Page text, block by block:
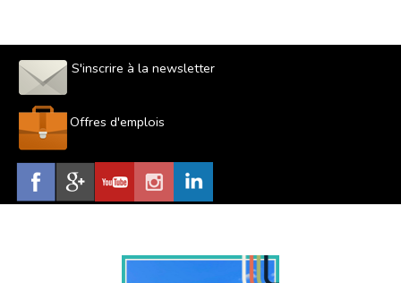
équipes diplômées et bienveillantes.
Des vacances d’hiver inoubliables en
colonie
Votre enfant aime les activités de plein air
les jeux d’hiver ? Les colonies de vacances d’hiver sont
idéales pour lui. Ski alpin, snowboard, raquettes, grands
Encadrés par des moniteurs expérimentés, les enfants
S'inscrire à la newsletter
Offres d'emplois